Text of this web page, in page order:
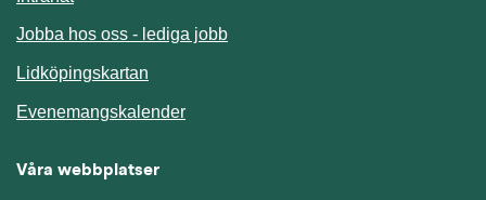
Jobba hos oss - lediga jobb
Lidköpingskartan
EvenemangskalenderLänk till annan webbplats.
Våra webbplatser